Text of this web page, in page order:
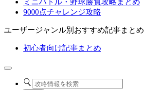
ミニバトル・野球勝負攻略まとめ
9000点チャレンジ攻略
ユーザージャンル別おすすめ記事まとめ
初心者向け記事まとめ